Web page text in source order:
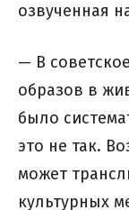
озвученная
— В
образов в
было
это не так.
может
культурных